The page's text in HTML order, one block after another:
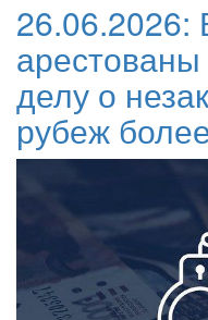
26.06.2026:
делу о
рубеж